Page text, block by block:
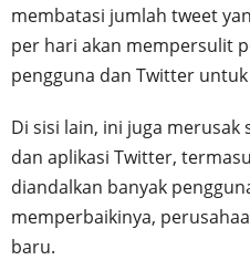
membatasi jumlah tweet
per hari akan mempersulit
pengguna dan Twitter
Di sisi lain, ini juga merusak
dan aplikasi Twitter,
diandalkan banyak
memperbaikinya,
baru.